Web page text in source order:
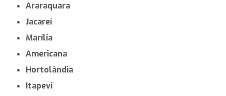
Araraquara
Jacareí
Marília
Americana
Hortolândia
Itapevi